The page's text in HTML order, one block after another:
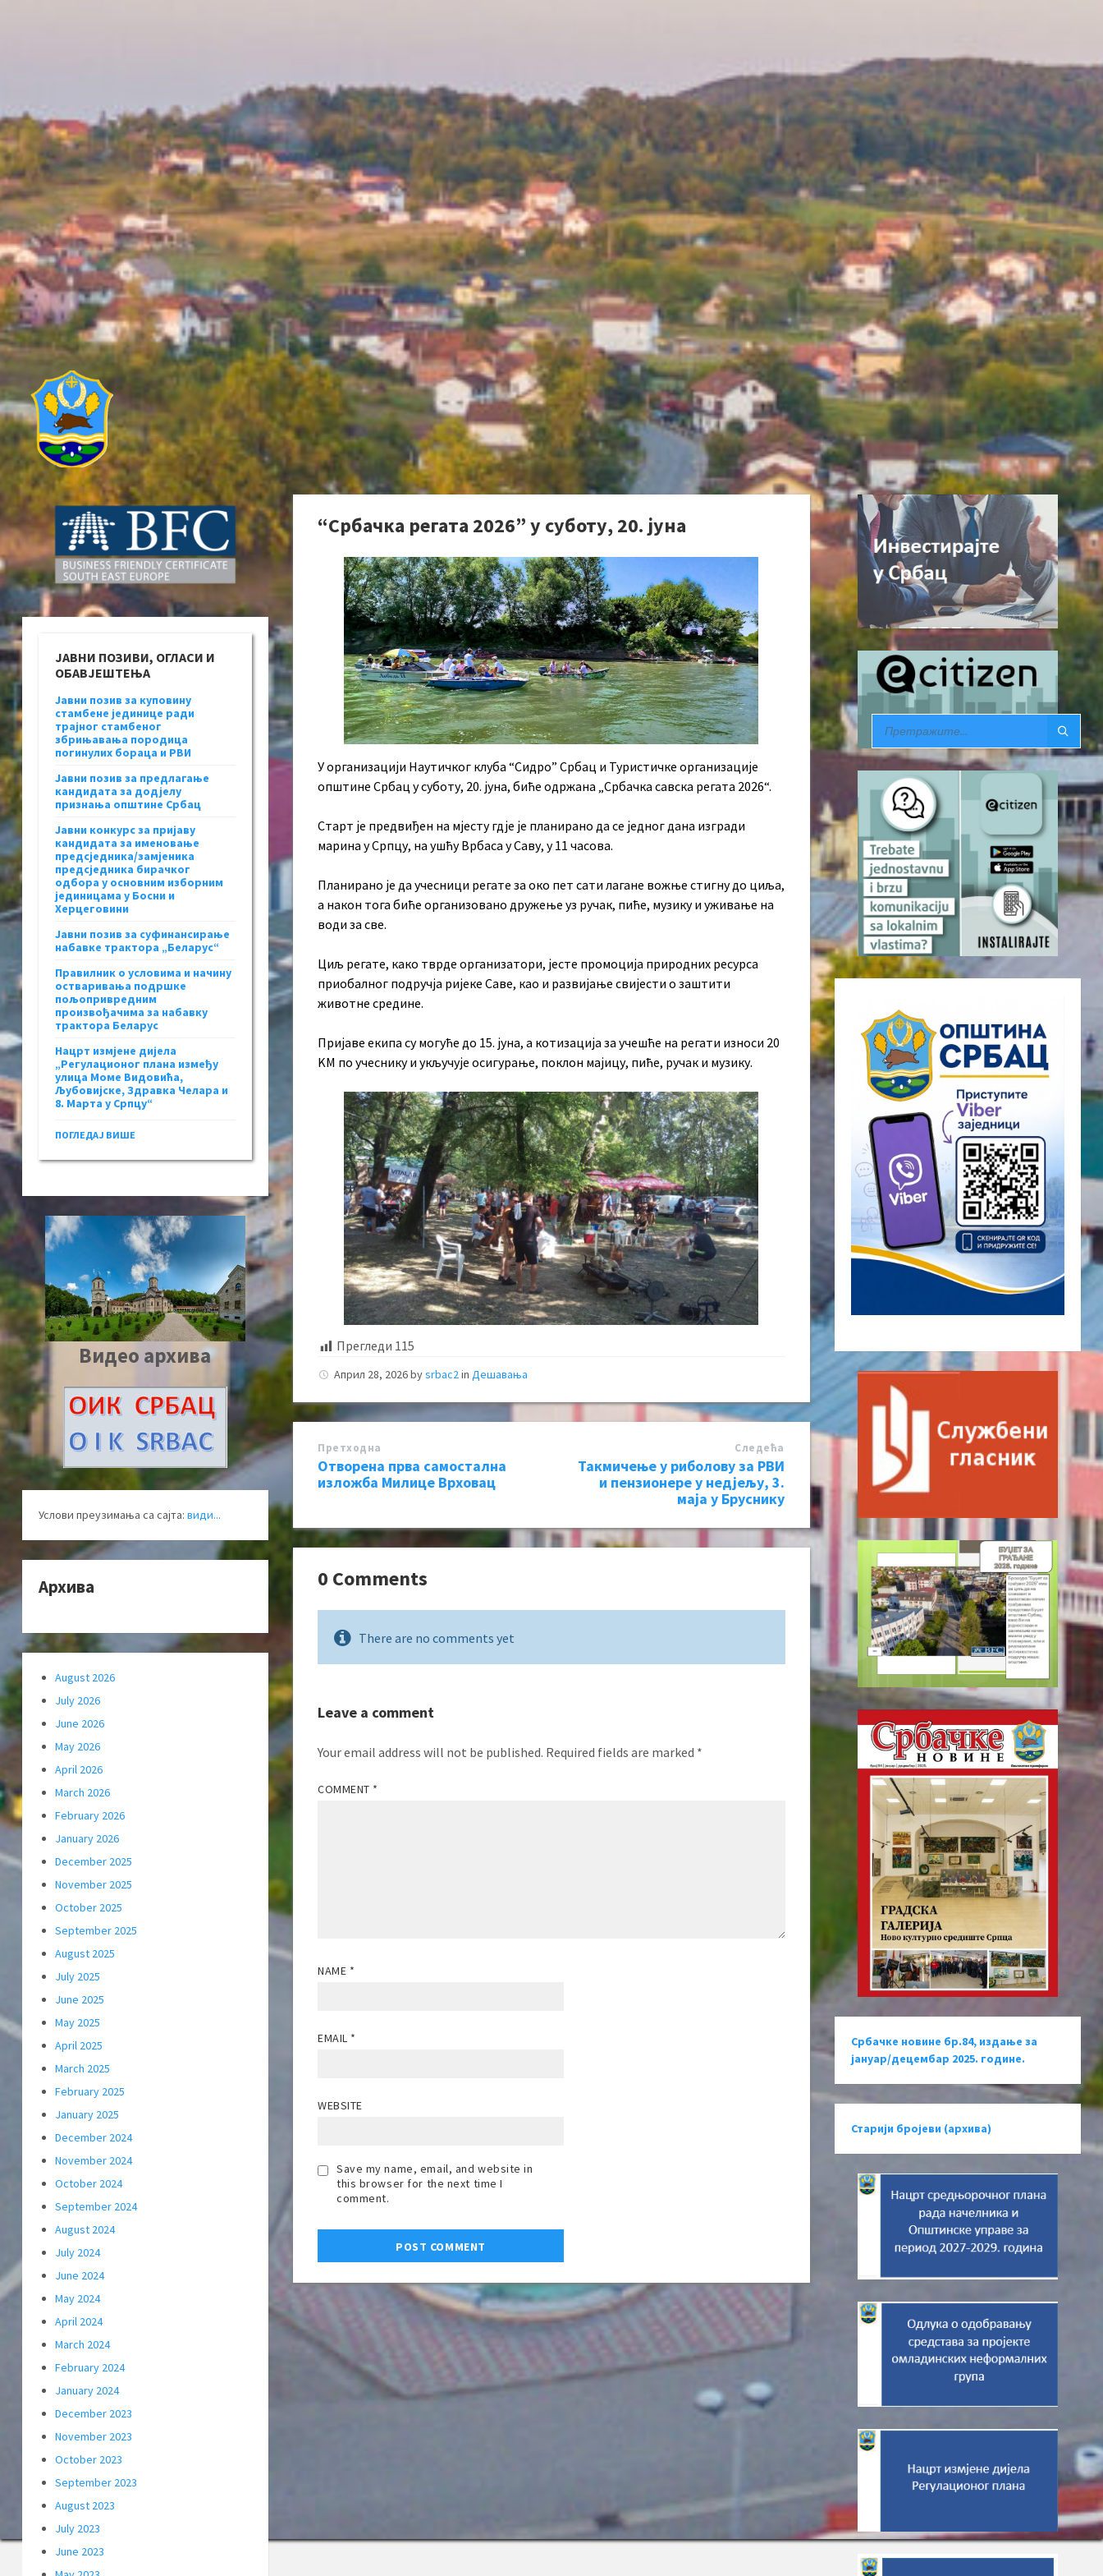
“Србачка регата 2026” у суботу, 20. јуна
У организацији Наутичког клуба “Сидро” Србац и Туристичке организације
општине Србац у суботу, 20. јуна, биће одржана „Србачка савска регата 2026“.
Старт је предвиђен на мјесту гдје је планирано да се једног дана изгради
марина у Српцу, на ушћу Врбаса у Саву, у 11 часова.
Планирано је да учесници регате за око пет сати лагане вожње стигну до циља,
а након тога биће организовано дружење уз ручак, пиће, музику и уживање на
води за све.
Циљ регате, како тврде организатори, јесте промоција природних ресурса
приобалног подручја ријеке Саве, као и развијање свијести о заштити
животне средине.
Пријаве екипа су могуће до 15. јуна, а котизација за учешће на регати износи 20
KМ по учеснику и укључује осигурање, поклон мајицу, пиће, ручак и музику.
Прегледи 115
Април 28, 2026bysrbac2 in Дешавања
Претходна
Отворена прва самостална
изложба Милице Врховац
Следећa
Такмичење у риболову за РВИ
и пензионере у недјељу, 3.
маја у Бруснику
0 Comments
There are no comments yet
Leave a comment
Your email address will not be published. Required fields are marked *
COMMENT *
NAME *
EMAIL *
WEBSITE
Save my name, email, and website in
this browser for the next time I
comment.
ЈАВНИ ПОЗИВИ, ОГЛАСИ И
ОБАВЈЕШТЕЊА
Јавни позив за куповину
стамбене јединице ради
трајног стамбеног
збрињавања породица
погинулих бораца и РВИ
Јавни позив за предлагање
кандидата за додјелу
признања општине Србац
Јавни конкурс за пријаву
кандидата за именовање
предсједника/замјеника
предсједника бирачког
одбора у основним изборним
јединицама у Босни и
Херцеговини
Јавни позив за суфинансирање
набавке трактора „Беларус“
Правилник о условима и начину
остваривања подршке
пољопривредним
произвођачима за набавку
трактора Беларус
Нацрт измјене дијела
„Регулационог плана између
улица Моме Видовића,
Љубовијске, Здравка Челара и
8. Марта у Српцу“
ПОГЛЕДАЈ ВИШЕ
Видео архива
Услови преузимања са сајта: види...
Архива
August 2026
July 2026
June 2026
May 2026
April 2026
March 2026
February 2026
January 2026
December 2025
November 2025
October 2025
September 2025
August 2025
July 2025
June 2025
May 2025
April 2025
March 2025
February 2025
January 2025
December 2024
November 2024
October 2024
September 2024
August 2024
July 2024
June 2024
May 2024
April 2024
March 2024
February 2024
January 2024
December 2023
November 2023
October 2023
September 2023
August 2023
July 2023
June 2023
Србачке новине бр.84, издање за
јануар/децембар 2025. године.
Старији бројеви (архива)